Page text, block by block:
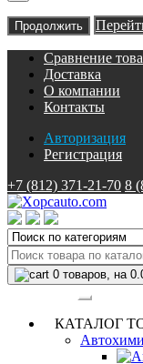
Продолжить
Сравнение
Доставка
О компании
Контакты
Авторизация
Регистрация
+7 (812) 371-21-70 8
0 товаров, на
КАТАЛОГ